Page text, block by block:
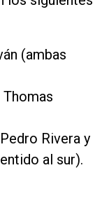
(ambas
Rivera y
al sur).